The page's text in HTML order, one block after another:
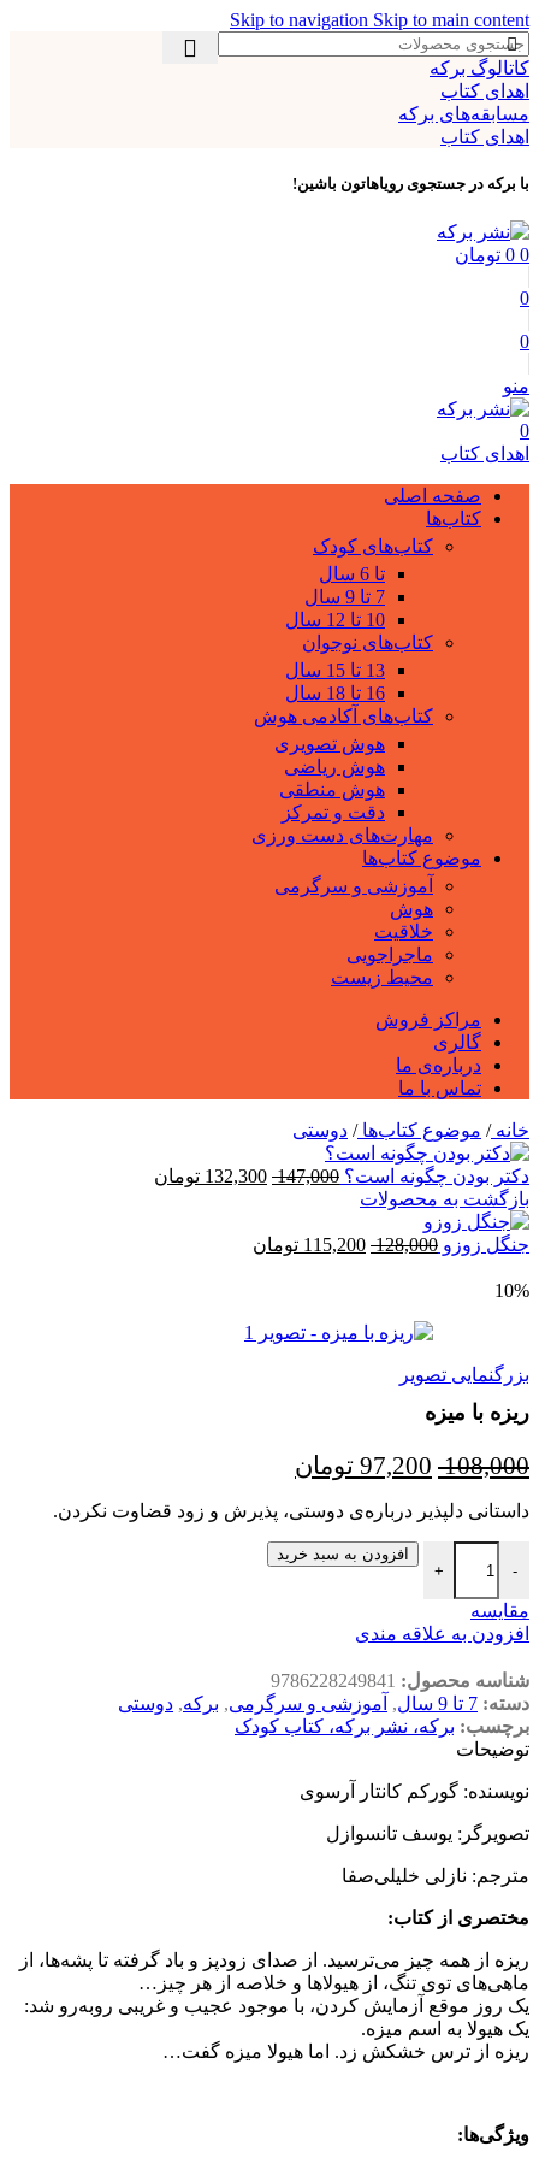
Skip to navigation Skip to main content
کاتالوگ برکه
اهدای کتاب
مسابقه‌های برکه
اهدای کتاب
با برکه در جستجوی رویاهاتون باشین!
0
0 تومان
0
0
منو
0
اهدای کتاب
صفحه اصلی
کتاب‌ها
کتاب‌های کودک
تا 6 سال
7 تا 9 سال
10 تا 12 سال
کتاب‌های نوجوان
13 تا 15 سال
16 تا 18 سال
کتاب‌های آکادمی هوش
هوش تصویری
هوش ریاضی
هوش منطقی
دقت و تمرکز
مهارت‌های دست ورزی
موضوع کتاب‌ها
آموزشی و سرگرمی
هوش
خلاقیت
ماجراجویی
محیط زیست
مراکز فروش
گالری
درباره‌ی ما
تماس با ما
خانه/ موضوع کتاب‌ها/ دوستی
دکتر بودن چگونه است؟ 147,000
132,300 تومان
بازگشت به محصولات
جنگل زوزو 128,000
115,200 تومان
10%
بزرگنمایی تصویر
ریزه با میزه
108,000
97,200 تومان
داستانی دلپذیر درباره‌ی دوستی، پذیرش و زود قضاوت نکردن.
-
+
افزودن به سبد خرید
مقایسه
افزودن به علاقه مندی
شناسه محصول: 9786228249841
دسته: 7 تا 9 سال , آموزشی و سرگرمی, برکه, دوستی
برچسب: برکه، نشر برکه، کتاب کودک
توضیحات
نویسنده: گورکم کانتار آرسوی
تصویرگر: یوسف تانسوازل
مترجم: نازلی خلیلی‌صفا
مختصری از کتاب:
ریزه از همه چیز می‌ترسید. از صدای زودپز و باد گرفته تا پشه‌ها، از
ماهی‌های توی تنگ، از هیولاها و خلاصه از هر چیز…
یک روز موقع آزمایش کردن، با موجود عجیب و غریبی روبه‌رو شد:
یک هیولا به اسم میزه.
ریزه از ترس خشکش زد. اما هیولا میزه گفت…
ویژگی‌ها: